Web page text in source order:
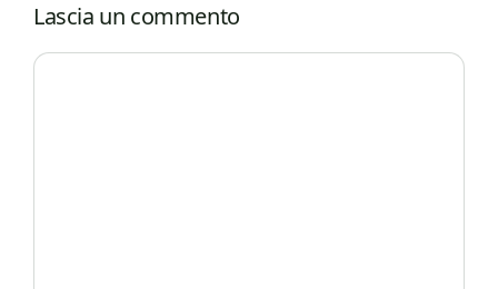
Lascia un commento
Commento